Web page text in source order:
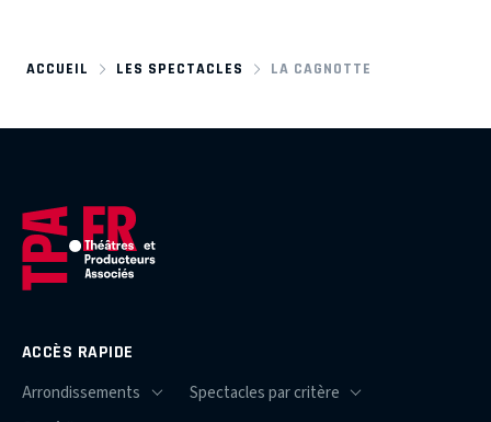
ACCUEIL LES SPECTACLES LA CAGNOTTE
ACCÈS RAPIDE